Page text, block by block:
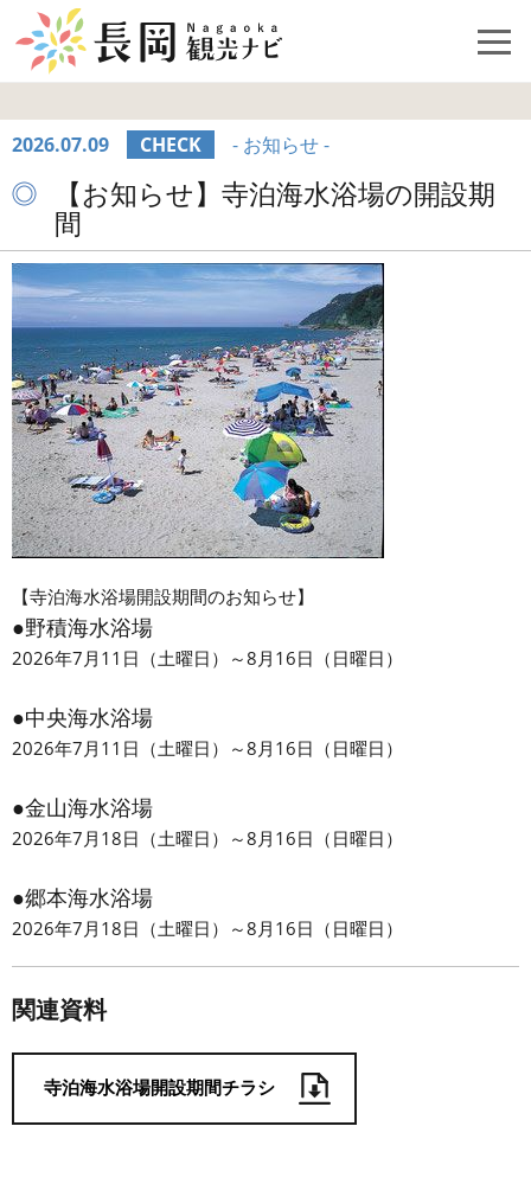
2026.07.09 CHECK - お知らせ -
【お知らせ】寺泊海水浴場の開設期
間
【寺泊海水浴場開設期間のお知らせ】
●野積海水浴場
2026年7月11日（土曜日）～8月16日（日曜日）
●中央海水浴場
2026年7月11日（土曜日）～8月16日（日曜日）
●金山海水浴場
2026年7月18日（土曜日）～8月16日（日曜日）
●郷本海水浴場
2026年7月18日（土曜日）～8月16日（日曜日）
関連資料
寺泊海水浴場開設期間チラシ